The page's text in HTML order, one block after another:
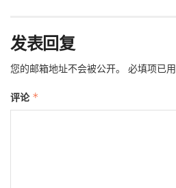
发表回复
您的邮箱地址不会被公开。 必填项已用
评论 *